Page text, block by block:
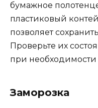
бумажное
пластиковый
позволяет
Проверьте их
при необходимости
Заморозка